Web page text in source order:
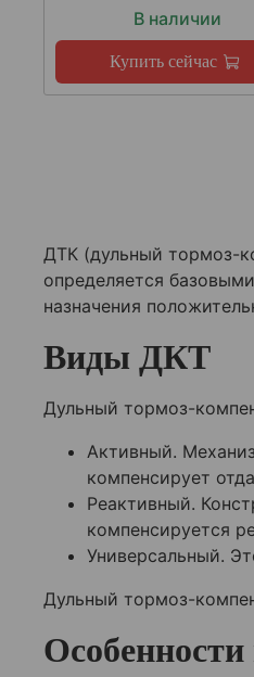
В наличии
Купить сейчас
ДТК (дульный тормоз-
определяется
назначения
Виды ДКТ
Дульный тормоз-
Активный.
компенсирует
Реактивный.
компенсируется
Универсальный.
Дульный тормоз-